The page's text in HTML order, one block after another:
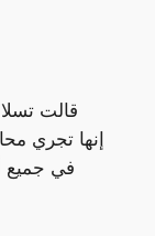
إنها تجري
في جميع